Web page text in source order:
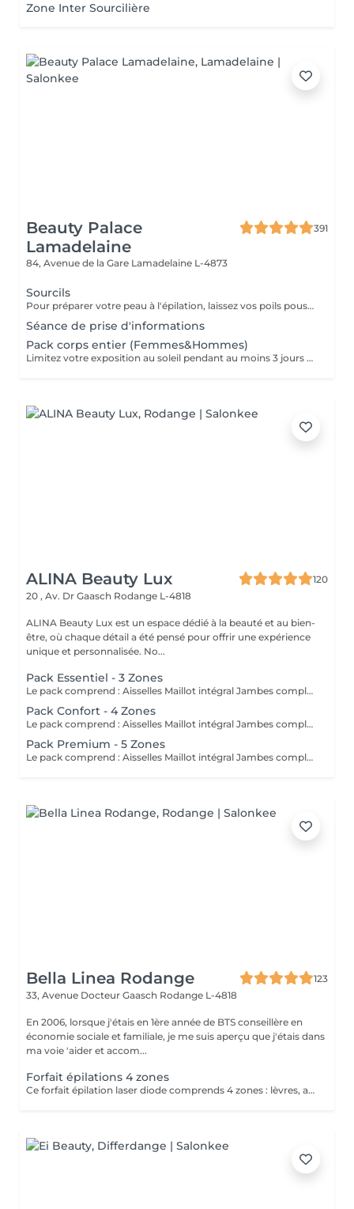
Zone Inter Sourcilière
Beauty Palace
Lamadelaine
391
84, Avenue de la Gare Lamadelaine L-4873
Sourcils
Pour préparer votre peau à l'épilation, laissez vos poils pousser pendant au moins deux semaines après le dernier rasage pour assurer une longueur adéquate. Il est également recommandé, mais non indispensable, d'effectuer un gommage doux 24 heures avant la séance pour éliminer les cellules mortes et faciliter l'extraction des poils. Le jour de l'épilation, évitez d'appliquer des crèmes ou des huiles sur la zone concernée afin d'assurer une bonne adhérence de la cire. Enfin, protégez votre peau en évitant l'exposition au soleil ou les séances de bronzage, qui pourraient la rendre plus sensible et irritable.
Séance de prise d'informations
Pack corps entier (Femmes&Hommes)
Limitez votre exposition au soleil pendant au moins 3 jours avant votre séance d'épilation au laser pour protéger votre peau et optimiser les résultats. Rasez la zone à traiter 24 à 48 heures avant la séance. Cette étape permet au laser de cibler efficacement la racine du poil sans brûler les poils en surface. Certaines substances, comme l'isotrétinoïne (à éviter pendant 6 mois), les antibiotiques (à éviter 1 semaine) et les médicaments augmentant la sensibilité à la lumière, peuvent rendre votre peau plus réactive au laser. Assurez-vous d'en parler à votre praticien. Évitez l'utilisation d'auto-bronzants ou de crèmes bronzantes avant le traitement pour garantir une efficacité maximale et une sécurité optimale.
ALINA Beauty Lux
120
20 , Av. Dr Gaasch Rodange L-4818
ALINA Beauty Lux est un espace dédié à la beauté et au bien-
être, où chaque détail a été pensé pour offrir une expérience
unique et personnalisée. No...
Pack Essentiel - 3 Zones
Le pack comprend : Aisselles Maillot intégral Jambes complètes L'épilation laser de la zone inter-fessière (sillon interfessier) est offerte avec ce pack. À LIRE AVANT VOTRE SÉANCE Rasez la zone à traiter 24 heures avant votre rendez-vous. Ne pas épiler à la cire, à la pince ou à l'épilateur électrique pendant toute la durée du traitement (le rasage est autorisé). Évitez toute exposition au soleil, aux UV et aux autobronzants pendant les 2 semaines avant et après la séance. Informez-nous avant votre rendez-vous si vous prenez un traitement médical ou des compléments alimentaires. Certains médicaments peuvent être incompatibles avec l'épilation laser (ex. Roaccutane®, certains antibiotiques photosensibilisants et autres traitements augmentant la sensibilité de la peau). Le traitement est contre-indiqué pendant la grossesse. N'appliquez pas de rétinol, d'acides exfoliants, de gommages ou de produits irritants sur la zone 48 heures avant et 48 heures après la séance. Une légère rougeur ou une sensation de chaleur est normale après le traitement et disparaît généralement en quelques heures. Plusieurs séances sont nécessaires pour obtenir une réduction durable de la pilosité. En cas de doute concernant votre traitement médical ou votre état de santé, contactez-nous avant votre rendez-vous. Une séance présentant une contre-indication ne pourra pas être réalisée.
Pack Confort - 4 Zones
Le pack comprend : Aisselles Maillot intégral Jambes complètes Avant-bras L'épilation laser de la zone inter-fessière (sillon interfessier) est offerte avec ce pack. À LIRE AVANT VOTRE SÉANCE Rasez la zone à traiter 24 heures avant votre rendez-vous. Ne pas épiler à la cire, à la pince ou à l'épilateur électrique pendant toute la durée du traitement (le rasage est autorisé). Évitez toute exposition au soleil, aux UV et aux autobronzants pendant les 2 semaines avant et après la séance. Informez-nous avant votre rendez-vous si vous prenez un traitement médical ou des compléments alimentaires. Certains médicaments peuvent être incompatibles avec l'épilation laser (ex. Roaccutane®, certains antibiotiques photosensibilisants et autres traitements augmentant la sensibilité de la peau). Le traitement est contre-indiqué pendant la grossesse. N'appliquez pas de rétinol, d'acides exfoliants, de gommages ou de produits irritants sur la zone 48 heures avant et 48 heures après la séance. Une légère rougeur ou une sensation de chaleur est normale après le traitement et disparaît généralement en quelques heures. Plusieurs séances sont nécessaires pour obtenir une réduction durable de la pilosité. En cas de doute concernant votre traitement médical ou votre état de santé, contactez-nous avant votre rendez-vous. Une séance présentant une contre-indication ne pourra pas être réalisée.
Pack Premium - 5 Zones
Le pack comprend : Aisselles Maillot intégral Jambes complètes Avant-bras Ligne abdominale L'épilation laser de la zone inter-fessière (sillon interfessier) est offerte avec ce pack. À LIRE AVANT VOTRE SÉANCE Rasez la zone à traiter 24 heures avant votre rendez-vous. Ne pas épiler à la cire, à la pince ou à l'épilateur électrique pendant toute la durée du traitement (le rasage est autorisé). Évitez toute exposition au soleil, aux UV et aux autobronzants pendant les 2 semaines avant et après la séance. Informez-nous avant votre rendez-vous si vous prenez un traitement médical ou des compléments alimentaires. Certains médicaments peuvent être incompatibles avec l'épilation laser (ex. Roaccutane®, certains antibiotiques photosensibilisants et autres traitements augmentant la sensibilité de la peau). Le traitement est contre-indiqué pendant la grossesse. N'appliquez pas de rétinol, d'acides exfoliants, de gommages ou de produits irritants sur la zone 48 heures avant et 48 heures après la séance. Une légère rougeur ou une sensation de chaleur est normale après le traitement et disparaît généralement en quelques heures. Plusieurs séances sont nécessaires pour obtenir une réduction durable de la pilosité. En cas de doute concernant votre traitement médical ou votre état de santé, contactez-nous avant votre rendez-vous. Une séance présentant une contre-indication ne pourra pas être réalisée.
Bella Linea Rodange
123
33, Avenue Docteur Gaasch Rodange L-4818
En 2006, lorsque j'étais en 1ère année de BTS conseillère en
économie sociale et familiale, je me suis aperçu que j'étais dans
ma voie 'aider et accom...
Forfait épilations 4 zones
Ce forfait épilation laser diode comprends 4 zones : lèvres, aisselles, maillot intégral et jambes complètes. Ce tarif est à la séance pour les 4 zones.